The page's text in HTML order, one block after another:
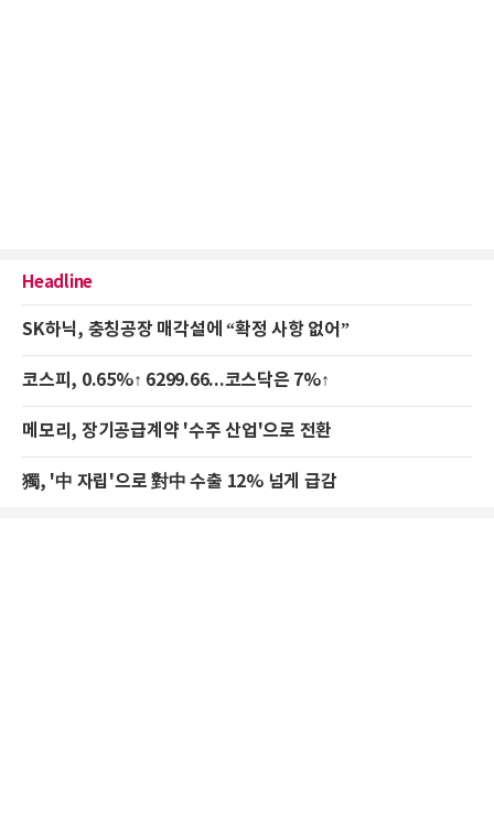
Headline
SK하닉, 충칭공장 매각설에 “확정 사항 없어”
코스피, 0.65%↑ 6299.66...코스닥은 7%↑
메모리, 장기공급계약 '수주 산업'으로 전환
獨, '中 자립'으로 對中 수출 12% 넘게 급감